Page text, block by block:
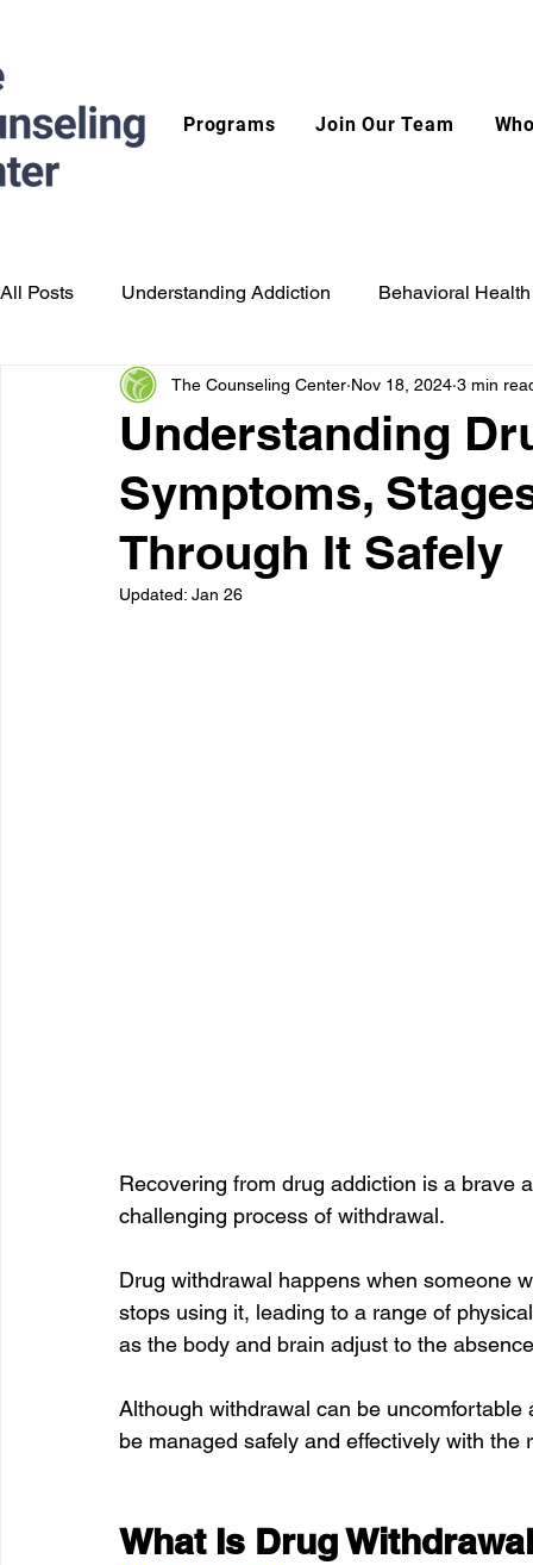
Programs Join Our Team
All Posts Understanding Addiction Behavioral Health
Understanding
Symptoms,
Through It Safely
The Counseling Center Nov 18, 2024 3 min
Updated: Jan 26
Recovering from drug addiction is a brave
challenging process of withdrawal.
Drug withdrawal happens when someone
stops using it, leading to a range of
as the body and brain adjust to the
Although withdrawal can be
be managed safely and effectively with the
What Is Drug